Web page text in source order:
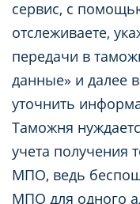
сервис, с
отслеживаете,
передачи в
данные» и далее
уточнить
Таможня
учета получения
МПО, ведь
МПО для одного